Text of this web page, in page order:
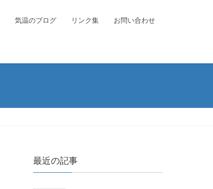
気温のブログ リンク集 お問い合わせ
最近の記事